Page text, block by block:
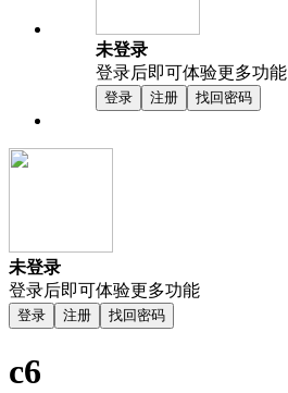
未登录
登录后即可体验更多功能
登录 注册 找回密码
未登录
登录后即可体验更多功能
登录 注册 找回密码
c6